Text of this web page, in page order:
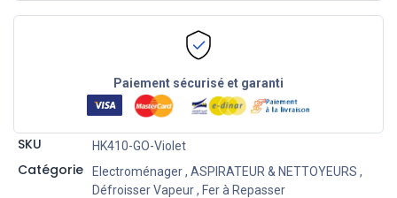
Paiement sécurisé et garanti
SKU HK410-GO-Violet
Catégorie Electroménager, ASPIRATEUR & NETTOYEURS ,
Défroisser Vapeur, Fer à Repasser